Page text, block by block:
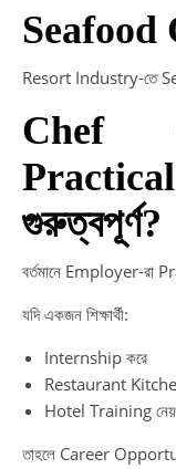
Seafood
Resort Industry-তে
Chef
গুরুত্বপূর্ণ?
বর্তমানে Employer-রা
যদি একজন শিক্ষার্থী:
Internship করে
Restaurant
Hotel Training নেয়
তাহলে Career